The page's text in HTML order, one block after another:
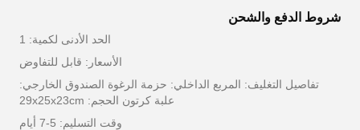
شروط الدفع والشحن
الحد الأدنى لكمية: 1
الأسعار: قابل للتفاوض
تفاصيل التغليف: المربع الداخلي: حزمة الرغوة الصندوق الخارجي:
علبة كرتون الحجم: 29x25x23cm
وقت التسليم: 5-7 أيام